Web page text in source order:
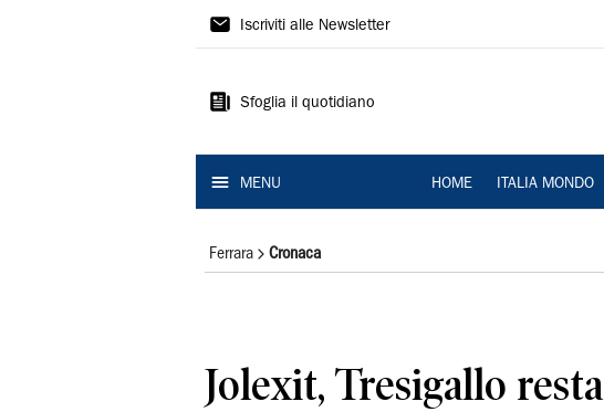
La
Ferrara
Iscriviti alle Newsletter
Sfoglia il quotidiano
MENU HOME ITALIA MONDO
Ferrara Cronaca
Jolexit, Tresigallo resta